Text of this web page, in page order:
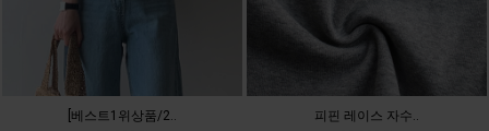
[베스트1위상품/2..
피핀 레이스 자수..